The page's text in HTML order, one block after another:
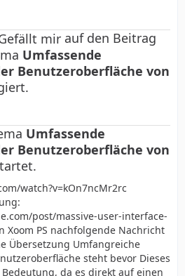
auf den Beitrag
Umfassende
Benutzeroberfläche von
Umfassende
Benutzeroberfläche von
watch?v=kOn7ncMr2rc
post/massive-user-interface-
Xoom PS nachfolgende Nachricht
Übersetzung Umfangreiche
steht bevor Dieses
da es direkt auf einen